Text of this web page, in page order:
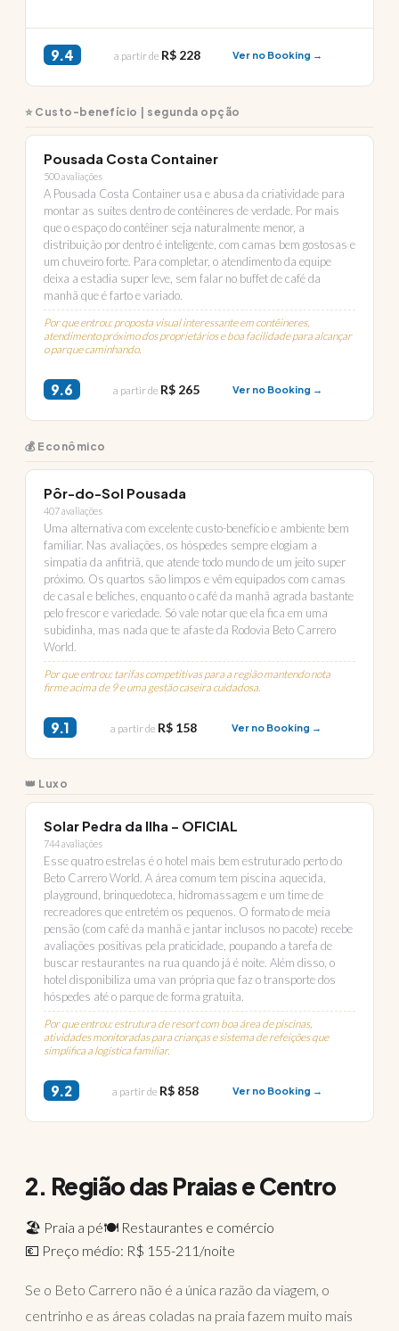
9.4 a partir de R$ 228 Ver no Booking →
⭐ Custo-benefício | segunda opção
Pousada Costa Container
500 avaliações
A Pousada Costa Container usa e abusa da criatividade para
montar as suítes dentro de contêineres de verdade. Por mais
que o espaço do contêiner seja naturalmente menor, a
distribuição por dentro é inteligente, com camas bem gostosas e
um chuveiro forte. Para completar, o atendimento da equipe
deixa a estadia super leve, sem falar no buffet de café da
manhã que é farto e variado.
Por que entrou: proposta visual interessante em contêineres,
atendimento próximo dos proprietários e boa facilidade para alcançar
o parque caminhando.
9.6 a partir de R$ 265 Ver no Booking →
💰 Econômico
Pôr-do-Sol Pousada
407 avaliações
Uma alternativa com excelente custo-benefício e ambiente bem
familiar. Nas avaliações, os hóspedes sempre elogiam a
simpatia da anfitriã, que atende todo mundo de um jeito super
próximo. Os quartos são limpos e vêm equipados com camas
de casal e beliches, enquanto o café da manhã agrada bastante
pelo frescor e variedade. Só vale notar que ela fica em uma
subidinha, mas nada que te afaste da Rodovia Beto Carrero
World.
Por que entrou: tarifas competitivas para a região mantendo nota
firme acima de 9 e uma gestão caseira cuidadosa.
9.1 a partir de R$ 158 Ver no Booking →
👑 Luxo
Solar Pedra da Ilha – OFICIAL
744 avaliações
Esse quatro estrelas é o hotel mais bem estruturado perto do
Beto Carrero World. A área comum tem piscina aquecida,
playground, brinquedoteca, hidromassagem e um time de
recreadores que entretém os pequenos. O formato de meia
pensão (com café da manhã e jantar inclusos no pacote) recebe
avaliações positivas pela praticidade, poupando a tarefa de
buscar restaurantes na rua quando já é noite. Além disso, o
hotel disponibiliza uma van própria que faz o transporte dos
hóspedes até o parque de forma gratuita.
Por que entrou: estrutura de resort com boa área de piscinas,
atividades monitoradas para crianças e sistema de refeições que
simplifica a logística familiar.
9.2 a partir de R$ 858 Ver no Booking →
2. Região das Praias e Centro
🏖️ Praia a pé🍽️ Restaurantes e comércio
💶 Preço médio: R$ 155-211/noite
Se o Beto Carrero não é a única razão da viagem, o
centrinho e as áreas coladas na praia fazem muito mais